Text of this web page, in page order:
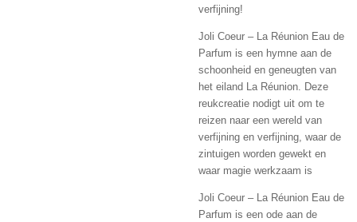
verfijning!
Joli Coeur – La Réunion Eau de
Parfum is een hymne aan de
schoonheid en geneugten van
het eiland La Réunion. Deze
reukcreatie nodigt uit om te
reizen naar een wereld van
verfijning en verfijning, waar de
zintuigen worden gewekt en
waar magie werkzaam is
Joli Coeur – La Réunion Eau de
Parfum is een ode aan de